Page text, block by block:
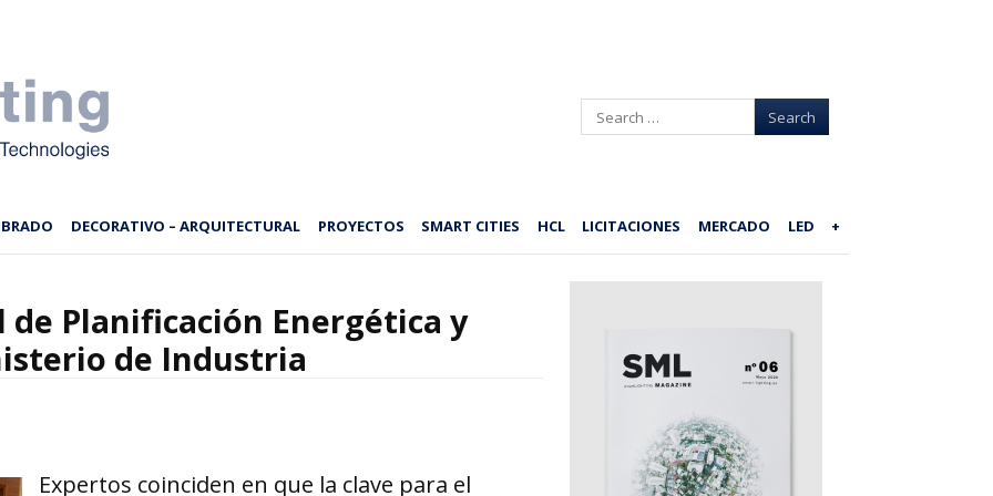
Search
DECORATIVO – ARQUITECTURAL PROYECTOS SMART CITIES HCL LICITACIONES MERCADO LED +
Planificación Energética y
de Industria
Expertos coinciden en que la clave para el